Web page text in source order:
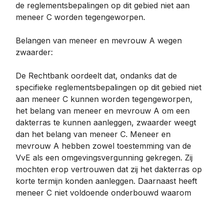
de reglementsbepalingen op dit gebied niet aan
meneer C worden tegengeworpen.
Belangen van meneer en mevrouw A wegen
zwaarder:
De Rechtbank oordeelt dat, ondanks dat de
specifieke reglementsbepalingen op dit gebied niet
aan meneer C kunnen worden tegengeworpen,
het belang van meneer en mevrouw A om een
dakterras te kunnen aanleggen, zwaarder weegt
dan het belang van meneer C. Meneer en
mevrouw A hebben zowel toestemming van de
VvE als een omgevingsvergunning gekregen. Zij
mochten erop vertrouwen dat zij het dakterras op
korte termijn konden aanleggen. Daarnaast heeft
meneer C niet voldoende onderbouwd waarom